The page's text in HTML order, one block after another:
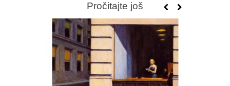
Pročitajte još